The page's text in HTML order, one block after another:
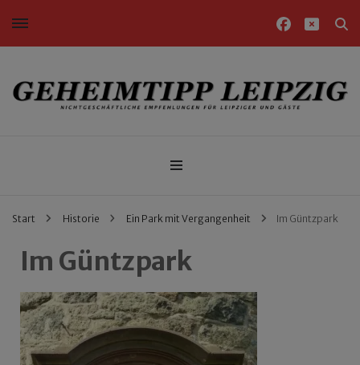
Nichtgeschäftliche Empfehlungen für Leipziger und Gäste
Start Historie Ein Park mit Vergangenheit Im Güntzpark
Im Güntzpark